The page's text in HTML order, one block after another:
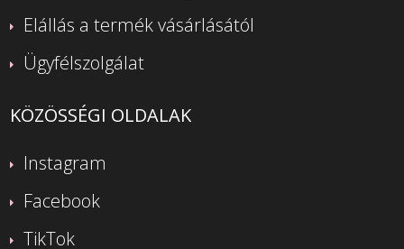
Elállás a termék vásárlásától
Ügyfélszolgálat
KÖZÖSSÉGI OLDALAK
Instagram
Facebook
TikTok